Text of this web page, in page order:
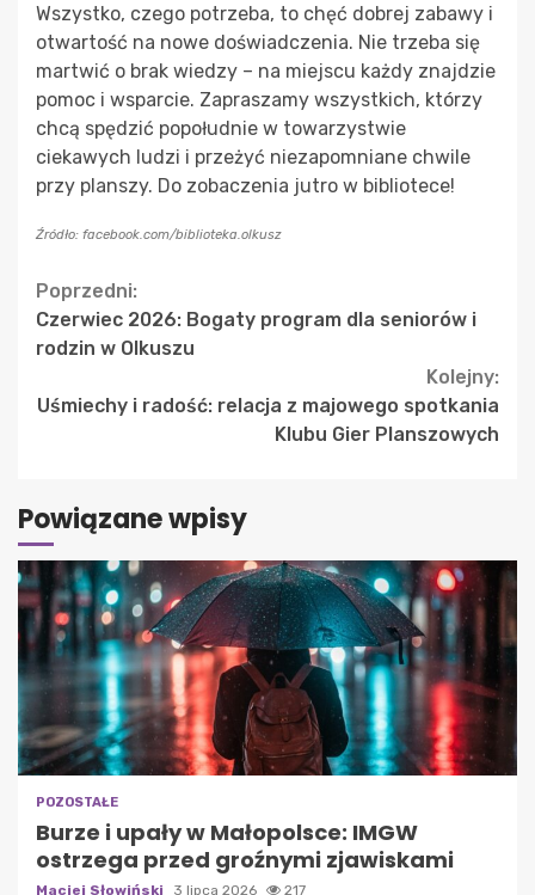
Wszystko, czego potrzeba, to chęć dobrej zabawy i
otwartość na nowe doświadczenia. Nie trzeba się
martwić o brak wiedzy – na miejscu każdy znajdzie
pomoc i wsparcie. Zapraszamy wszystkich, którzy
chcą spędzić popołudnie w towarzystwie
ciekawych ludzi i przeżyć niezapomniane chwile
przy planszy. Do zobaczenia jutro w bibliotece!
Źródło: facebook.com/biblioteka.olkusz
Continue
Reading
Poprzedni:
Czerwiec 2026: Bogaty program dla seniorów i
rodzin w Olkuszu
Kolejny:
Uśmiechy i radość: relacja z majowego spotkania
Klubu Gier Planszowych
Powiązane wpisy
POZOSTAŁE
Burze i upały w Małopolsce: IMGW
ostrzega przed groźnymi zjawiskami
Maciej Słowiński 3 lipca 2026 217